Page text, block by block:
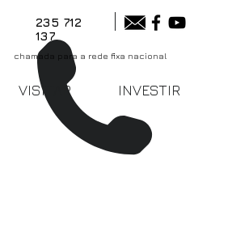
235 712
137
chamada para a rede fixa nacional
VISITAR INVESTIR